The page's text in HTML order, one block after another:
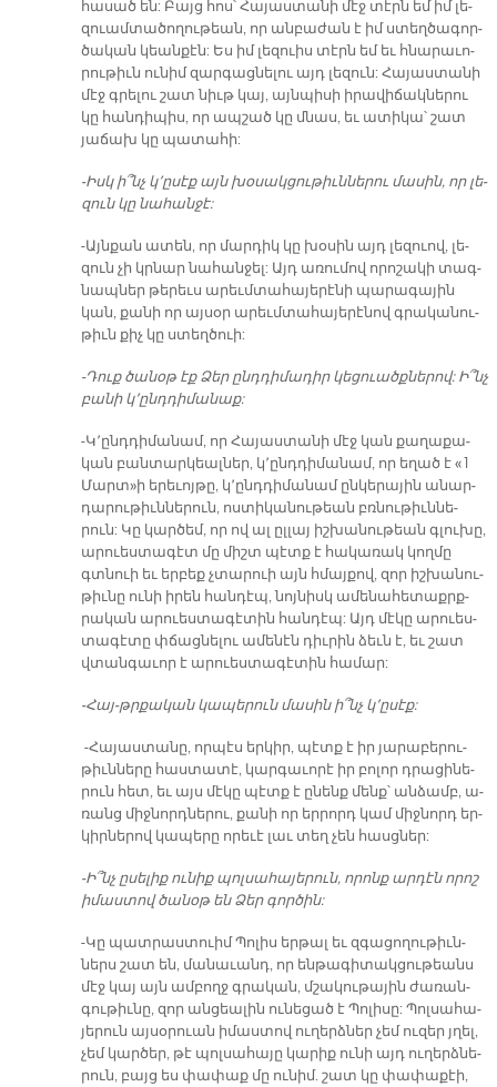
հա­սած են: Բայց հոս՝ Հա­յաս­տա­նի մէջ տէրն եմ իմ լե­
զուամ­տա­ծո­ղու­թեան, որ ան­բա­ժան է իմ ստեղ­ծա­գոր­
ծա­կան կեան­քէն: Ես իմ լե­զուիս տէրն եմ եւ հնա­րա­ւո­
րու­թիւն ու­նիմ զար­գաց­նե­լու այդ լե­զուն: Հա­յաս­տա­նի
մէջ գրե­լու շատ նիւթ կայ, այն­պի­սի ի­րա­վի­ճակ­նե­րու
կը հան­դի­պիս, որ ապ­շած կը մնաս, եւ ա­տի­կա՝ շատ
յա­ճախ կը պատահի:
-Իսկ ի՞նչ կ՚ը­սէք այն խօսակցու­թիւն­նե­րու մա­սին, որ լե­
զուն կը նա­հան­ջէ:
-Այն­քան ա­տեն, որ մար­դիկ կը խօ­սին այդ լե­զուով, լե­
զուն չի կրնար նա­հան­ջել: Այդ ա­ռու­մով ո­րո­շա­կի տագ­
նապ­ներ թե­րեւս ա­րեւմ­տա­հա­յե­րէ­նի պա­րա­գա­յին
կան, քա­նի որ այ­սօր ա­րեւմ­տա­հա­յե­րէ­նով գրա­կա­նու­
թիւն քիչ կը ստեղ­ծուի:
-Դուք ծա­նօթ էք Ձեր ընդ­դի­մա­դիր կեցուածք­նե­րով: Ի՞ն­չ
բանի կ՚ընդ­դի­մա­նաք:
-Կ՚ընդ­դի­մա­նամ, որ Հա­յաս­տա­նի մէջ կան քա­ղա­քա­
կան բան­տար­կեալ­ներ, կ՚ընդ­­դի­մա­նամ, որ ե­ղած է «1
Մարտ»ի ե­րեւոյ­թը, կ՚ընդ­դի­մա­նամ ըն­կե­րա­յին ա­նար­
դարու­թիւն­նե­րուն, ոս­տի­կա­նու­թեան բռնու­թիւն­նե­
րուն: Կը կար­ծեմ, որ ով ալ ըլ­լայ իշ­խա­նու­թեան գլուխը,
ա­րուես­տա­գէտ մը միշտ պէտք է հա­կա­ռակ կող­մը
գտնուի եւ եր­բեք չտարուի այն հմայ­քով, զոր իշ­խա­նու­
թիւնը ու­նի իրեն հան­դէպ, նոյ­նիսկ ա­մե­նա­հե­տաքրք­
րա­կան ա­րուես­տա­գէ­տին հան­դէպ: Այդ մէ­կը ա­րուես­
տա­գէ­տը փճաց­նե­լու ա­մենէն դիւ­րին ձեւն է, եւ շատ
վտան­գա­ւոր է ա­րուես­տա­գէ­տին հա­մար:
-Հայ-թր­քա­կան կա­պե­րուն մա­սին ի՞նչ կ՚ը­սէք:
-Հա­յաս­տա­նը, որ­պէս եր­կիր, պէտք է իր յա­րա­բե­րու­
թիւն­նե­րը հաս­տա­տէ, կարգա­ւորէ իր բո­լոր դրա­ցի­նե­
րուն հետ, եւ ա­յս մէկը պէտք է ը­նենք մենք՝ ան­ձամբ, ա­
ռանց միջ­նորդ­նե­րու, քա­նի որ եր­րորդ կամ միջ­նորդ եր­
կիր­նե­րով կա­պե­րը որե­ւէ լաւ տեղ չեն հասցներ:
-Ի՞նչ ը­սե­լիք ու­նիք պոլ­սա­հա­յե­րուն, ո­րոնք ար­դէն ո­րոշ
ի­մաս­տով ծա­նօթ են Ձեր գոր­ծին:
-Կը պատ­րաս­տուիմ Պո­լիս եր­թալ եւ զգա­ցո­ղու­թիւն­
ներս շատ են, մա­նա­ւանդ, որ են­թա­գի­տակ­ցու­թեանս
մէջ կայ այն ամ­բողջ գրա­կան, մշա­կու­թա­յին ժա­ռան­
գու­թիւ­նը, զոր ան­ցեա­լին ու­նե­ցած է Պո­լի­սը: Պոլ­սա­հա­
յե­րուն այ­սօ­րուան ի­մաս­տով ու­ղերձ­ներ չեմ ու­զեր յղել,
չեմ կար­ծեր, թէ պոլ­սա­հա­յը կա­րիք ու­նի այդ ու­ղերձ­նե­
րուն, բայց ես փա­փաք մը ու­նիմ. շատ կը փափաքէի,